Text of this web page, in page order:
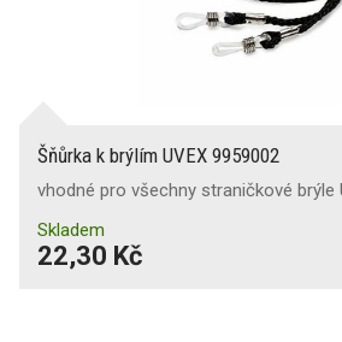
Šňůrka k brýlím UVEX 9959002
vhodné pro všechny straničkové brýle
Skladem
22,30 Kč